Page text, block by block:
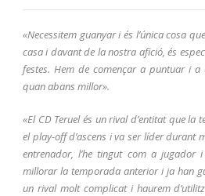
«Necessitem guanyar i és l’única cosa
casa i davant de la nostra afició, és
festes. Hem de començar a puntuar i
quan abans millor».
«El CD Teruel és un rival d’entitat que
el play-off d’ascens i va ser líder durant
entrenador, l’he tingut com a jugador
millorar la temporada anterior i ja han
un rival molt complicat i haurem